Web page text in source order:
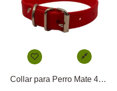
Collar para Perro Mate 40×2,5cm – (Rojo)